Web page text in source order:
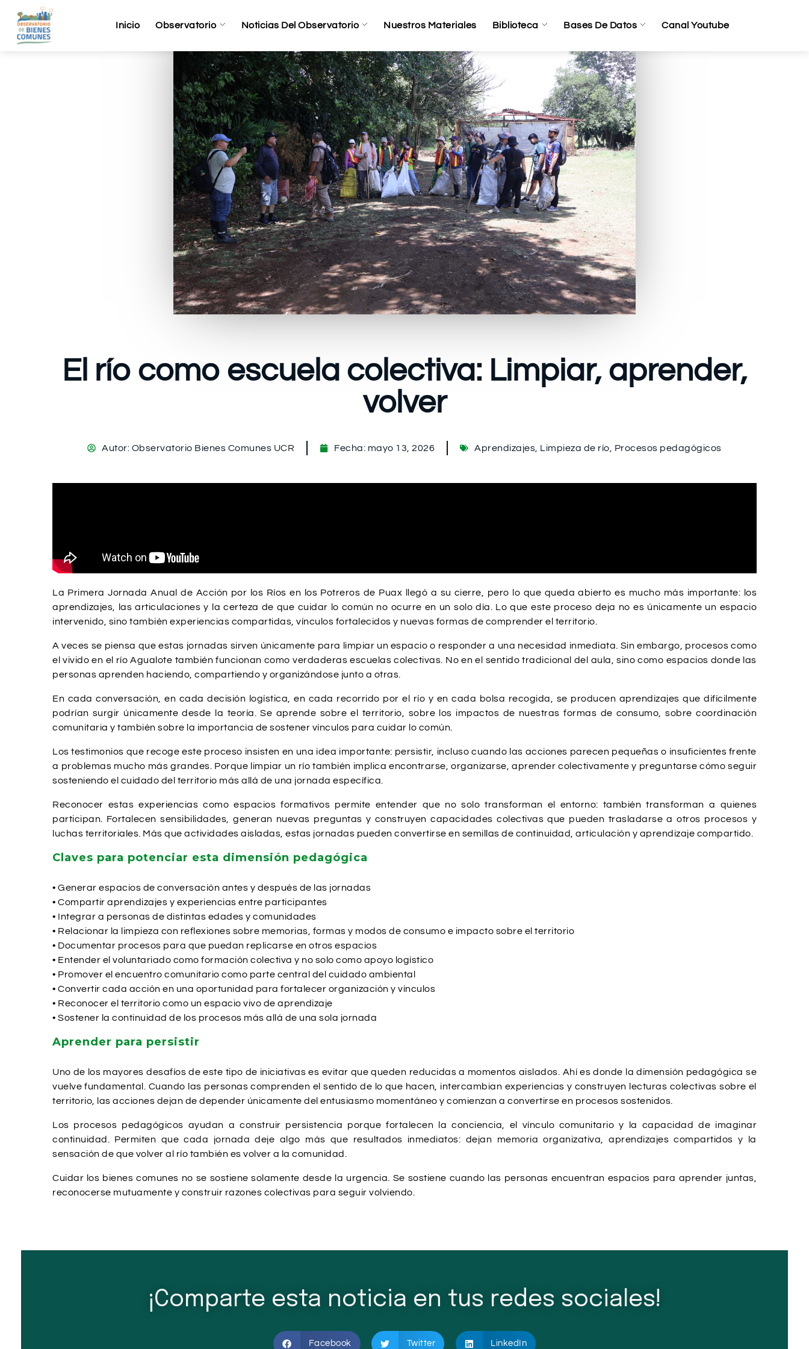
Inicio Observatorio Noticias Del Observatorio Nuestros Materiales Biblioteca Bases De Datos Canal Youtube
El río como escuela colectiva: Limpiar, aprender,
volver
Autor: Observatorio Bienes Comunes UCR Fecha: mayo 13, 2026 Aprendizajes Limpieza de río Procesos pedagógicos
La Primera Jornada Anual de Acción por los Ríos en los Potreros de Puax llegó a su cierre, pero lo que queda abierto es mucho más importante: los
aprendizajes, las articulaciones y la certeza de que cuidar lo común no ocurre en un solo día. Lo que este proceso deja no es únicamente un espacio
intervenido, sino también experiencias compartidas, vínculos fortalecidos y nuevas formas de comprender el territorio.
A veces se piensa que estas jornadas sirven únicamente para limpiar un espacio o responder a una necesidad inmediata. Sin embargo, procesos como
el vivido en el río Agualote también funcionan como verdaderas escuelas colectivas. No en el sentido tradicional del aula, sino como espacios donde las
personas aprenden haciendo, compartiendo y organizándose junto a otras.
En cada conversación, en cada decisión logística, en cada recorrido por el río y en cada bolsa recogida, se producen aprendizajes que difícilmente
podrían surgir únicamente desde la teoría. Se aprende sobre el territorio, sobre los impactos de nuestras formas de consumo, sobre coordinación
comunitaria y también sobre la importancia de sostener vínculos para cuidar lo común.
Los testimonios que recoge este proceso insisten en una idea importante: persistir, incluso cuando las acciones parecen pequeñas o insuficientes frente
a problemas mucho más grandes. Porque limpiar un río también implica encontrarse, organizarse, aprender colectivamente y preguntarse cómo seguir
sosteniendo el cuidado del territorio más allá de una jornada específica.
Reconocer estas experiencias como espacios formativos permite entender que no solo transforman el entorno: también transforman a quienes
participan. Fortalecen sensibilidades, generan nuevas preguntas y construyen capacidades colectivas que pueden trasladarse a otros procesos y
luchas territoriales. Más que actividades aisladas, estas jornadas pueden convertirse en semillas de continuidad, articulación y aprendizaje compartido.
Claves para potenciar esta dimensión pedagógica
• Generar espacios de conversación antes y después de las jornadas
• Compartir aprendizajes y experiencias entre participantes
• Integrar a personas de distintas edades y comunidades
• Relacionar la limpieza con reflexiones sobre memorias, formas y modos de consumo e impacto sobre el territorio
• Documentar procesos para que puedan replicarse en otros espacios
• Entender el voluntariado como formación colectiva y no solo como apoyo logístico
• Promover el encuentro comunitario como parte central del cuidado ambiental
• Convertir cada acción en una oportunidad para fortalecer organización y vínculos
• Reconocer el territorio como un espacio vivo de aprendizaje
• Sostener la continuidad de los procesos más allá de una sola jornada
Aprender para persistir
Uno de los mayores desafíos de este tipo de iniciativas es evitar que queden reducidas a momentos aislados. Ahí es donde la dimensión pedagógica se
vuelve fundamental. Cuando las personas comprenden el sentido de lo que hacen, intercambian experiencias y construyen lecturas colectivas sobre el
territorio, las acciones dejan de depender únicamente del entusiasmo momentáneo y comienzan a convertirse en procesos sostenidos.
Los procesos pedagógicos ayudan a construir persistencia porque fortalecen la conciencia, el vínculo comunitario y la capacidad de imaginar
continuidad. Permiten que cada jornada deje algo más que resultados inmediatos: dejan memoria organizativa, aprendizajes compartidos y la
sensación de que volver al río también es volver a la comunidad.
Cuidar los bienes comunes no se sostiene solamente desde la urgencia. Se sostiene cuando las personas encuentran espacios para aprender juntas,
reconocerse mutuamente y construir razones colectivas para seguir volviendo.
¡Comparte esta noticia en tus redes sociales!
Facebook Twitter LinkedIn